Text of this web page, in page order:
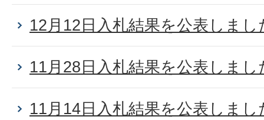
12月12日入札結果を公表しまし
11月28日入札結果を公表しまし
11月14日入札結果を公表しまし